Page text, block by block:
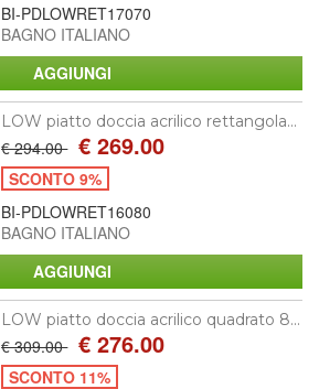
BI-PDLOWRET17070
BAGNO ITALIANO
LOW piatto doccia acrilico rettangola...
€ 294.00 € 269.00
SCONTO 9%
BI-PDLOWRET16080
BAGNO ITALIANO
LOW piatto doccia acrilico quadrato 8...
€ 309.00 € 276.00
SCONTO 11%